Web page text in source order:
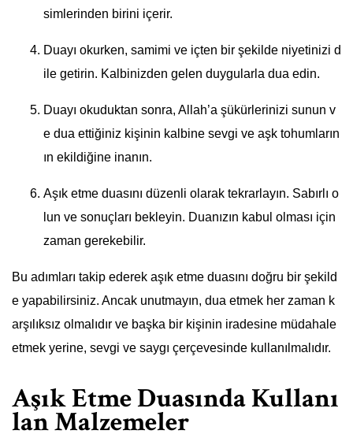
simlerinden birini içerir.
Duayı okurken, samimi ve içten bir şekilde niyetinizi d
ile getirin. Kalbinizden gelen duygularla dua edin.
Duayı okuduktan sonra, Allah’a şükürlerinizi sunun v
e dua ettiğiniz kişinin kalbine sevgi ve aşk tohumların
ın ekildiğine inanın.
Aşık etme duasını düzenli olarak tekrarlayın. Sabırlı o
lun ve sonuçları bekleyin. Duanızın kabul olması için
zaman gerekebilir.
Bu adımları takip ederek aşık etme duasını doğru bir şekild
e yapabilirsiniz. Ancak unutmayın, dua etmek her zaman k
arşılıksız olmalıdır ve başka bir kişinin iradesine müdahale
etmek yerine, sevgi ve saygı çerçevesinde kullanılmalıdır.
Aşık Etme Duasında Kullanı
lan Malzemeler